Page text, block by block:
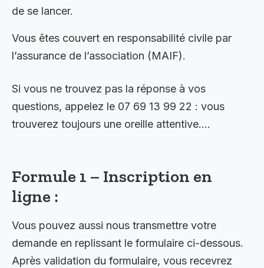
de se lancer.
Vous êtes couvert en responsabilité civile par
l’assurance de l’association (MAIF).
Si vous ne trouvez pas la réponse à vos
questions, appelez le 07 69 13 99 22 : vous
trouverez toujours une oreille attentive….
Formule 1 – Inscription en
ligne :
Vous pouvez aussi nous transmettre votre
demande en replissant le formulaire ci-dessous.
Après validation du formulaire, vous recevrez